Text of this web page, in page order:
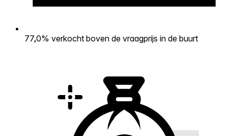
77,0% verkocht boven de vraagprijs in de buurt